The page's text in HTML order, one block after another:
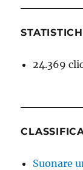
24.369
Suonare